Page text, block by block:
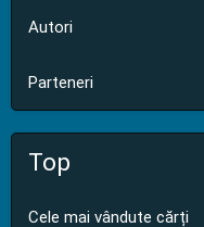
Autori
Parteneri
Top
Cele mai vândute cărți